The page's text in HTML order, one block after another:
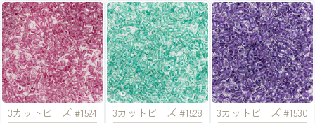
3カットビーズ #1524 3カットビーズ #1528 3カットビーズ #1530